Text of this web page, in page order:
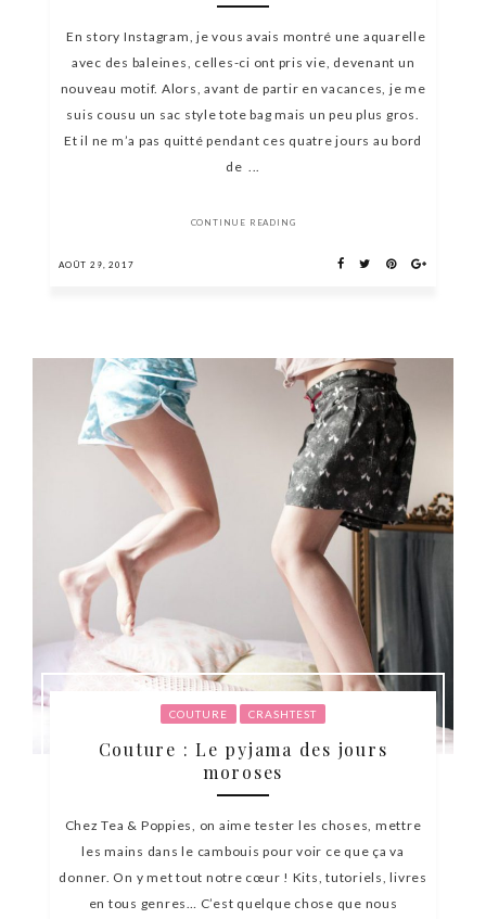
En story Instagram, je vous avais montré une aquarelle
avec des baleines, celles-ci ont pris vie, devenant un
nouveau motif. Alors, avant de partir en vacances, je me
suis cousu un sac style tote bag mais un peu plus gros.
Et il ne m’a pas quitté pendant ces quatre jours au bord
de ...
CONTINUE READING
AOÛT 29, 2017
COUTURE CRASHTEST
Couture : Le pyjama des jours
moroses
Chez Tea & Poppies, on aime tester les choses, mettre
les mains dans le cambouis pour voir ce que ça va
donner. On y met tout notre cœur ! Kits, tutoriels, livres
en tous genres… C’est quelque chose que nous